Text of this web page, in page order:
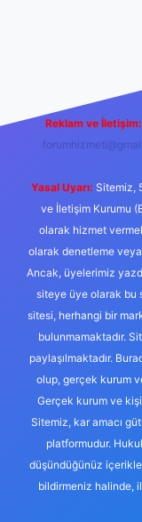
Reklam ve İletişim:
Yasal Uyarı: Sitemiz,
ve İletişim Kurumu
olarak hizmet
olarak denetleme
Ancak, üyelerimiz
siteye üye olarak bu
sitesi, herhangi bir
bulunmamaktadır.
paylaşılmaktadır.
olup, gerçek kurum
Gerçek kurum ve
Sitemiz, kar amacı
platformudur.
düşündüğünüz
bildirmeniz halinde,